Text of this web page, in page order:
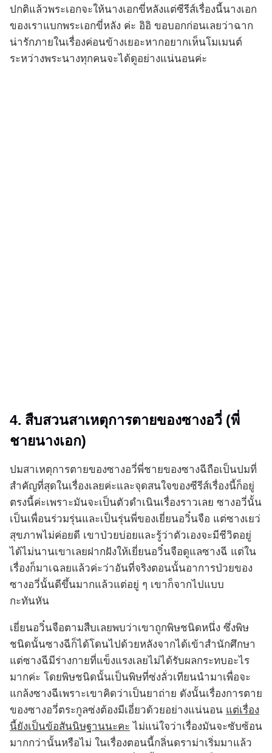
ปกติแล้วพระเอกจะให้นางเอกขี่หลังแต่ซีรีส์เรื่องนี้นางเอก
ของเราแบกพระเอกขี่หลัง ค่ะ อิอิ ขอบอกก่อนเลยว่าฉาก
น่ารักภายในเรื่องค่อนข้างเยอะหากอยากเห็นโมเมนต์
ระหว่างพระนางทุกคนจะได้ดูอย่างแน่นอนค่ะ
4. สืบสวนสาเหตุการตายของซางอวี่ (พี่
ชายนางเอก)
ปมสาเหตุการตายของซางอวี่พี่ชายของซางฉีถือเป็นปมที่
สำคัญที่สุดในเรื่องเลยค่ะและจุดสนใจของซีรีส์เรื่องนี้ก็อยู่
ตรงนี้ค่ะเพราะมันจะเป็นตัวดำเนินเรื่องราวเลย ซางอวี่นั้น
เป็นเพื่อนร่วมรุ่นและเป็นรุ่นพี่ของเยี่ยนอวิ๋นจือ แต่ซางเยว่
สุขภาพไม่ค่อยดี เขาป่วยบ่อยและรู้ว่าตัวเองจะมีชีวิตอยู่
ได้ไม่นานเขาเลยฝากฝังให้เยี่ยนอวิ๋นจือดูแลซางฉี แต่ใน
เรื่องก็มาเฉลยแล้วค่ะว่าอันที่จริงตอนนั้นอาการป่วยของ
ซางอวี่นั้นดีขึ้นมากแล้วแต่อยู่ ๆ เขาก็จากไปแบบ
กะทันหัน
เยี่ยนอวิ๋นจือตามสืบเลยพบว่าเขาถูกพิษชนิดหนึ่ง ซึ่งพิษ
ชนิดนั้นซางฉีก็ได้โดนไปด้วยหลังจากได้เข้าสำนักศึกษา
แต่ซางฉีมีร่างกายที่แข็งแรงเลยไม่ได้รับผลกระทบอะไร
มากค่ะ โดยพิษชนิดนั้นเป็นพิษที่ซ่งลั่วเทียนนำมาเพื่อจะ
แกล้งซางฉีเพราะเขาคิดว่าเป็นยาถ่าย ดังนั้นเรื่องการตาย
ของซางอวี่ตระกูลซ่งต้องมีเอี่ยวด้วยอย่างแน่นอน แต่เรื่อง
นี้ยังเป็นข้อสันนิษฐานนะคะ ไม่แน่ใจว่าเรื่องมันจะซับซ้อน
มากกว่านั้นหรือไม่ ในเรื่องตอนนี้กลิ่นดราม่าเริ่มมาแล้ว